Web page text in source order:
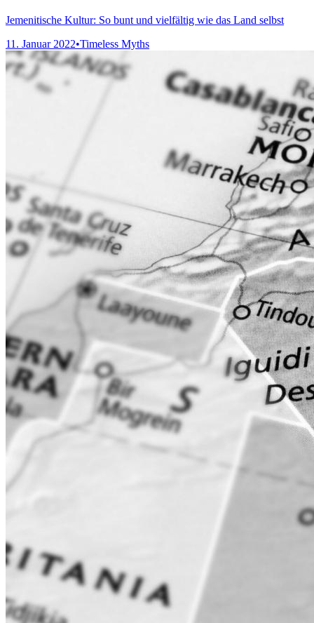
Jemenitische Kultur: So bunt und vielfältig wie das Land selbst
11. Januar 2022•Timeless Myths